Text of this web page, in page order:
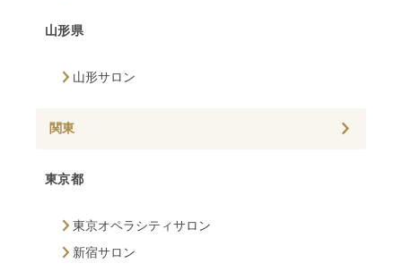
山形県
山形サロン
関東
東京都
東京オペラシティサロン
新宿サロン